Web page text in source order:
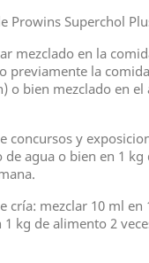
Prowins Superchol
mezclado en la
previamente la
o bien mezclado en el
concursos y
de agua o bien en 1
cría: mezclar 10 ml en
kg de alimento 2